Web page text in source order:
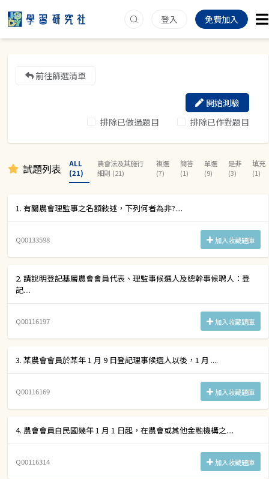
登入 免費加入
前往篩選清單
排除已做過題目 排除已作對題目
開始測驗
試題列表
ALL
(21)
農會法及其施行
細則 (21)
複選
(7)
簡答
(1)
單選
(9)
是非
(3)
填充
(1)
1. 有關農會理監事之名額敍述，下列何者為非?....
Q00133598 加入收藏題庫
2. 請說明登記基層農會會員代表、理監事候選人及總幹事候聘人：登
記....
Q00116197 加入收藏題庫
3. 某農會會員於某年 1 月 9 日登記理事候選人以後，1 月 ....
Q00116169 加入收藏題庫
4. 農會會員自民國幾年 1 月 1 日起，在農會或其他金融機構之....
Q00116314 加入收藏題庫